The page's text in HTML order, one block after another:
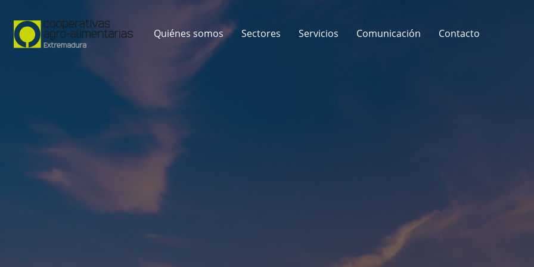
Quiénes somos Sectores Servicios Comunicación Contacto